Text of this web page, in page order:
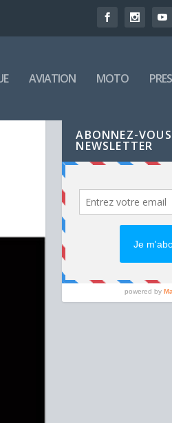
AVIATION MOTO
ABONNEZ-
NEWSLETTER